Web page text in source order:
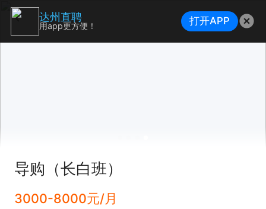
导购（长白班）
3000-8000元/月
达州直聘
用app更方便！ 打开APP